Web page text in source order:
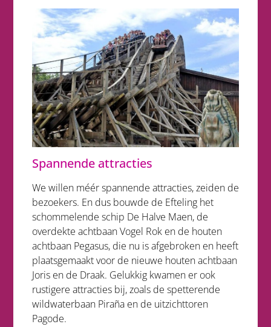
Spannende attracties
We willen méér spannende attracties, zeiden de
bezoekers. En dus bouwde de Efteling het
schommelende schip De Halve Maen, de
overdekte achtbaan Vogel Rok en de houten
achtbaan Pegasus, die nu is afgebroken en heeft
plaatsgemaakt voor de nieuwe houten achtbaan
Joris en de Draak. Gelukkig kwamen er ook
rustigere attracties bij, zoals de spetterende
wildwaterbaan Piraña en de uitzichttoren
Pagode.